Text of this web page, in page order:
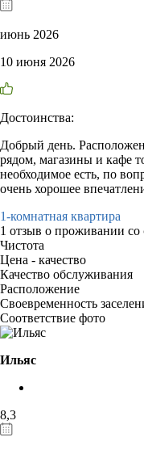
июнь 2026
10 июня 2026
Достоинства:
Добрый день.
рядом, магазины и кафе
необходимое есть, по
очень хорошее
1-комнатная квартира
1 отзыв о проживании со
Чистота
Цена - качество
Качество обслуживания
Расположение
Своевременность
Соответствие фото
Ильяс
8,3